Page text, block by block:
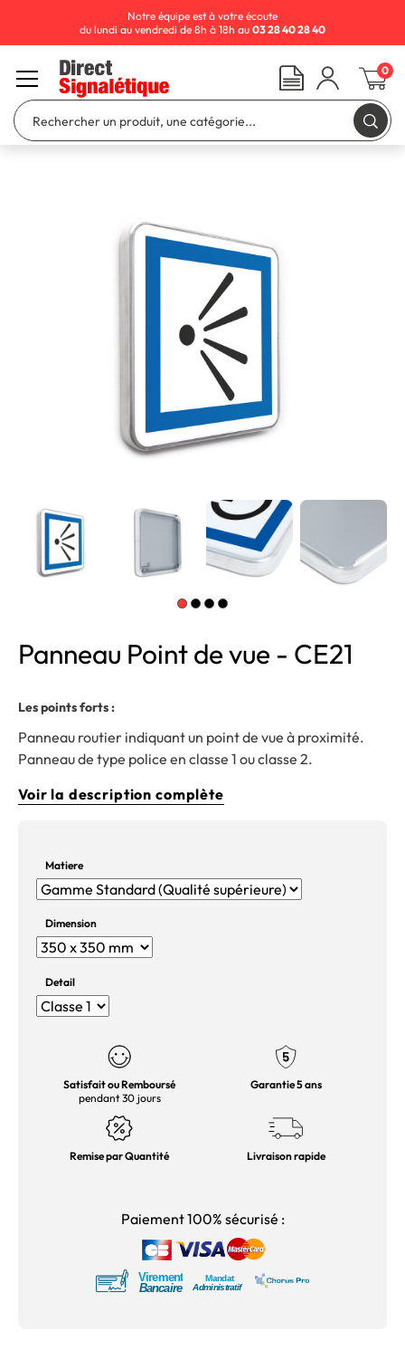
Panneau Point de vue - CE21
Les points forts :
Panneau routier indiquant un point de vue à proximité.
Panneau de type police en classe 1 ou classe 2.
Voir la description complète
Matiere
Dimension
Detail
Satisfait ou Remboursé
pendant 30 jours
Garantie 5 ans
Remise par Quantité Livraison rapide
Paiement 100% sécurisé :
Notre équipe est à votre écoute
du lundi au vendredi de 8h à 18h au 03 28 40 28 40
0